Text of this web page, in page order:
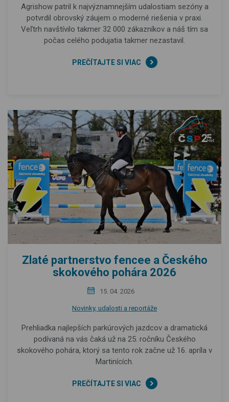
Agrishow patril k najvýznamnejším udalostiam sezóny a
potvrdil obrovský záujem o moderné riešenia v praxi.
Veľtrh navštívilo takmer 32 000 zákazníkov a náš tím sa
počas celého podujatia takmer nezastavil.
PREČÍTAJTE SI VIAC
Zlaté partnerstvo fencee a Českého
skokového pohára 2026
15. 04. 2026
Novinky, udalosti a reportáže
Prehliadka najlepších parkúrových jazdcov a dramatická
podívaná na vás čaká už na 25. ročníku Českého
skokového pohára, ktorý sa tento rok začne už 16. apríla v
Martinících.
PREČÍTAJTE SI VIAC